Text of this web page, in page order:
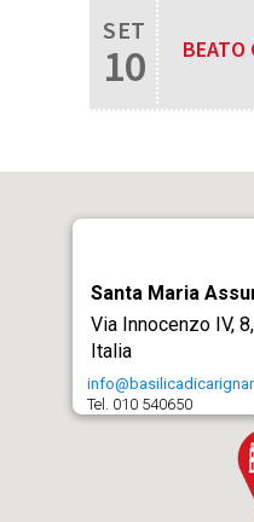
SET
10 BEATO
Santa Maria
Via Innocenzo IV,
Italia
Tel. 010 540650